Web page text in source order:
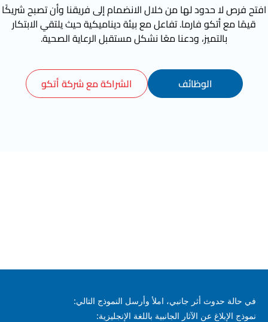
افتح فرص لا حدود لها من خلال الانضمام إلى فريقنا وأن تصبح شريكًا
قيمًا مع أتكو فارما. تفاعل مع بيئة ديناميكية حيث يلتقي الابتكار
بالتميز، ودعنا معًا نشكل مستقبل الرعاية الصحية.
الوظائف الشراكة مع شركة أتكو
في حالة حدوث أثر جانبي، املأ وأرسل النموذج التالي:
نموذج الإبلاغ عن الآثار الجانبية باللغة الإنجليزية: